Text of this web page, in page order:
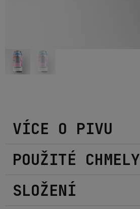
VÍCE O PIVU
POUŽITÉ CHMELY
SLOŽENÍ